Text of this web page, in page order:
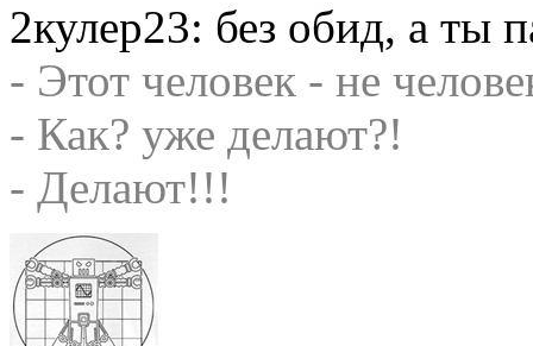
2кулер23: без обид, а ты
- Этот человек - не
- Как? уже делают?!
- Делают!!!